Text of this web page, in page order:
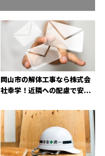
岡山市の解体工事なら株式会
社幸学！近隣への配慮で安...